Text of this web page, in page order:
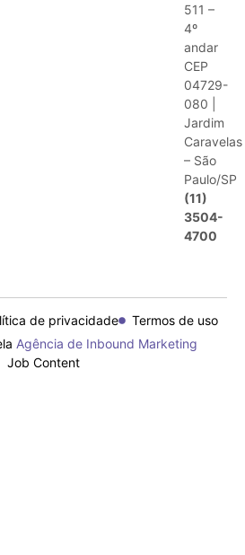
511 –
4º
andar
CEP
04729-
080 |
Jardim
Caravelas
– São
Paulo/SP
(11)
3504-
4700
de privacidade
Termos de uso
Agência de Inbound Marketing
Job Content